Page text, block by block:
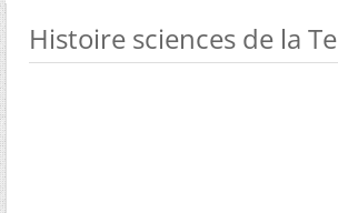
Histoire sciences de la